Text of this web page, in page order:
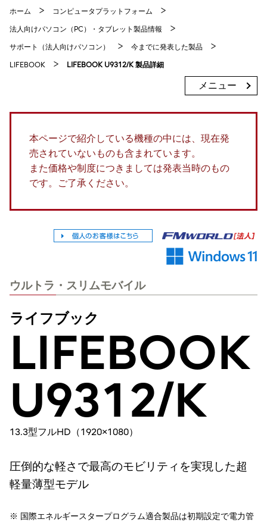
ホーム コンピュータプラットフォーム
法人向けパソコン（PC）・タブレット製品情報
サポート（法人向けパソコン） 今までに発表した製品
LIFEBOOK LIFEBOOK U9312/K 製品詳細
メニュー
本ページで紹介している機種の中には、現在発
売されていないものも含まれています。
また価格や制度につきましては発表当時のもの
です。ご了承ください。
ウルトラ・スリムモバイル
ライフブック
LIFEBOOK
U9312/K
13.3型フルHD（1920×1080）
圧倒的な軽さで最高のモビリティを実現した超
軽量薄型モデル
※ 国際エネルギースタープログラム適合製品は初期設定で電力管